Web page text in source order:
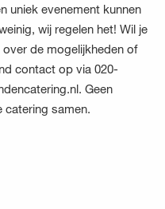
uniek evenement kunnen
wij regelen het! Wil je
de mogelijkheden of
contact op via 020-
Geen
catering samen.